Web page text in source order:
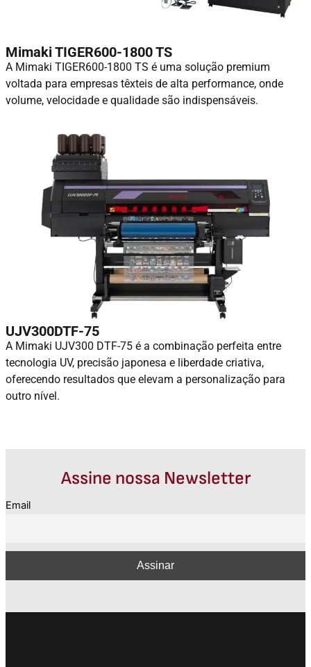
Mimaki TIGER600-1800 TS
A Mimaki TIGER600-1800 TS é uma solução premium
voltada para empresas têxteis de alta performance, onde
volume, velocidade e qualidade são indispensáveis.
UJV300DTF-75
A Mimaki UJV300 DTF-75 é a combinação perfeita entre
tecnologia UV, precisão japonesa e liberdade criativa,
oferecendo resultados que elevam a personalização para
outro nível.
Assine nossa Newsletter
Email